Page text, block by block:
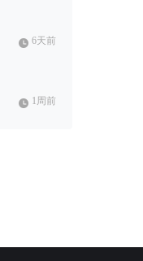
6天前
1周前